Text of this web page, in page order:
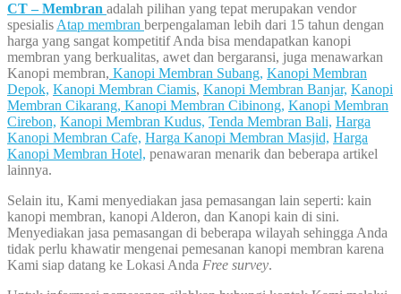
CT – Membran adalah pilihan yang tepat merupakan vendor
spesialis Atap membran berpengalaman lebih dari 15 tahun dengan
harga yang sangat kompetitif Anda bisa mendapatkan kanopi
membran yang berkualitas, awet dan bergaransi, juga menawarkan
Kanopi membran, Kanopi Membran Subang, Kanopi Membran
Depok, Kanopi Membran Ciamis, Kanopi Membran Banjar, Kanopi
Membran Cikarang, Kanopi Membran Cibinong, Kanopi Membran
Cirebon, Kanopi Membran Kudus, Tenda Membran Bali, Harga
Kanopi Membran Cafe, Harga Kanopi Membran Masjid, Harga
Kanopi Membran Hotel, penawaran menarik dan beberapa artikel
lainnya.
Selain itu, Kami menyediakan jasa pemasangan lain seperti: kain
kanopi membran, kanopi Alderon, dan Kanopi kain di sini.
Menyediakan jasa pemasangan di beberapa wilayah sehingga Anda
tidak perlu khawatir mengenai pemesanan kanopi membran karena
Kami siap datang ke Lokasi Anda Free survey.